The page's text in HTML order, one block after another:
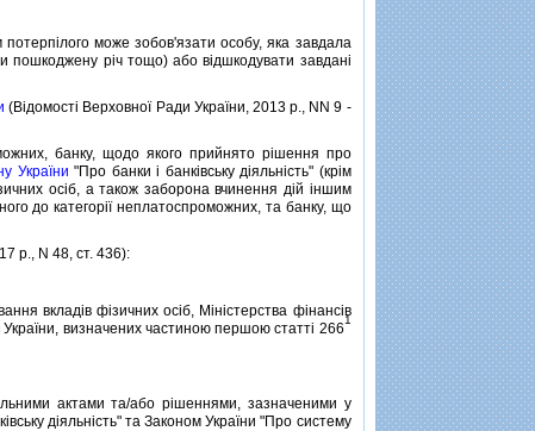
може зобов'язати особу, яка завдала
пошкоджену рiч тощо) або вiдшкодувати завданi
(Вiдомостi Верховної Ради України, 2013 р., NN 9 -
банку, щодо якого прийнято рiшення про
України "Про банки i банкiвську дiяльнiсть" (крiм
осiб, а також заборона вчинення дiй iншим
до категорiї неплатоспроможних, та банку, що
р., N 48, ст. 436):
вкладiв фiзичних осiб, Мiнiстерства фiнансiв
визначених частиною першою статтi 266
1
актами та/або рiшеннями, зазначеними у
дiяльнiсть" та Законом України "Про систему